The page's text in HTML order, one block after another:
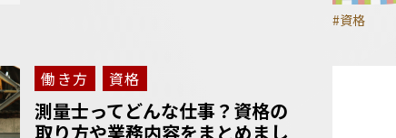
#資格
働き方 資格
測量士ってどんな仕事？資格の
取り方や業務内容をまとめまし